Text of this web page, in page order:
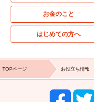
お金のこと
はじめての方へ
TOPページ お役立ち情報